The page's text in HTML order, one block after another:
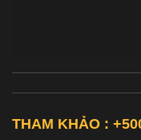
THAM KHẢO :